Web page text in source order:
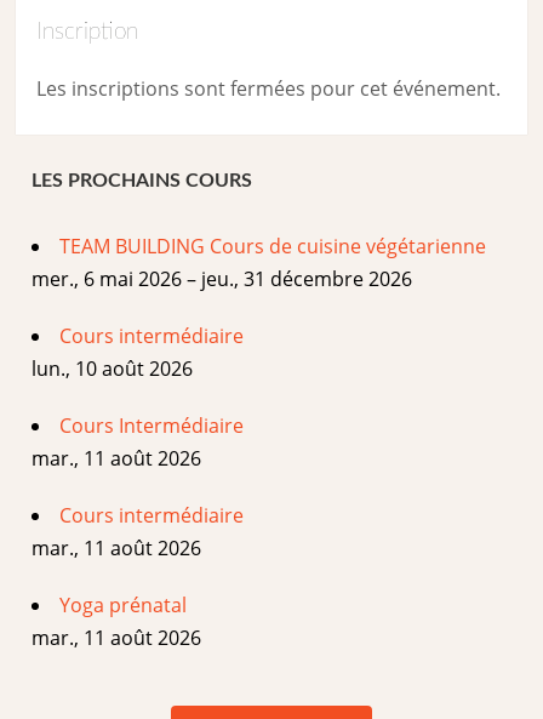
Inscription
Les inscriptions sont fermées pour cet événement.
LES PROCHAINS COURS
TEAM BUILDING Cours de cuisine végétarienne
mer., 6 mai 2026 – jeu., 31 décembre 2026
Cours intermédiaire
lun., 10 août 2026
Cours Intermédiaire
mar., 11 août 2026
Cours intermédiaire
mar., 11 août 2026
Yoga prénatal
mar., 11 août 2026